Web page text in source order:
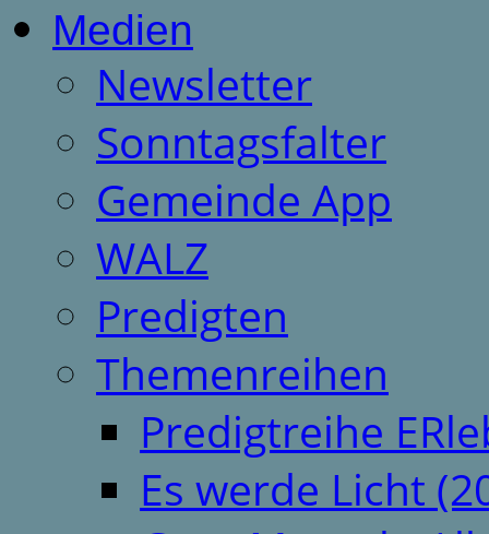
Medien
Newsletter
Sonntagsfalter
Gemeinde App
WALZ
Predigten
Themenreihen
Predigtreihe
Es werde Licht